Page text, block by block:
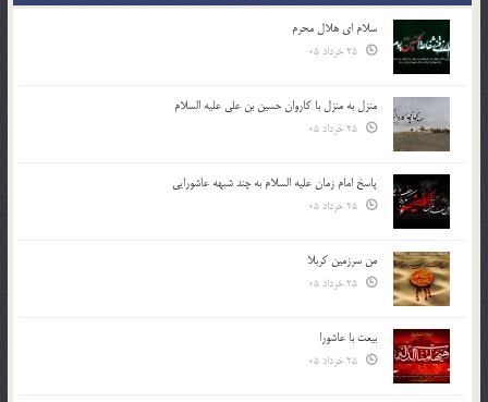
سلام ای هلال محرم
منزل به منزل با کاروان حسین بن علی علیه السلام
پاسخ امام زمان علیه السلام به چند شبهه عاشورایی
من سرزمین کربلا
بیعت با عاشورا